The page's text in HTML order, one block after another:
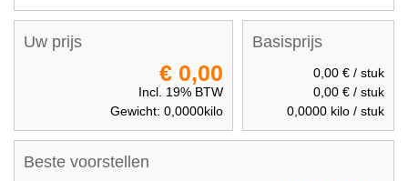
Beste voorstellen
Basisprijs
0,00 € / stuk
0,00 € / stuk
0,0000 kilo / stuk
Uw prijs
€ 0,00
Incl. 19% BTW
Gewicht: 0,0000kilo